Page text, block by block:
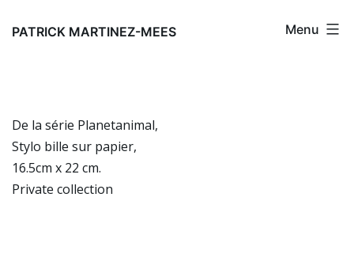
auPATRICK MARTINEZ-MEES Menu
De la série Planetanimal,
Stylo bille sur papier,
16.5cm x 22 cm.
Private collection